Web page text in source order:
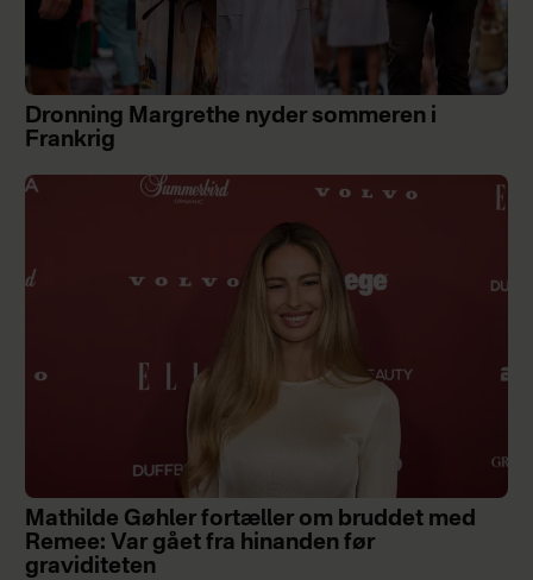
Dronning Margrethe nyder sommeren i
Frankrig
Mathilde Gøhler fortæller om bruddet med
Remee: Var gået fra hinanden før
graviditeten